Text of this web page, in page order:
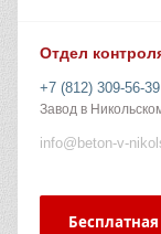
Отдел
+7 (812) 309-56-39
Завод в
info@beton-v-